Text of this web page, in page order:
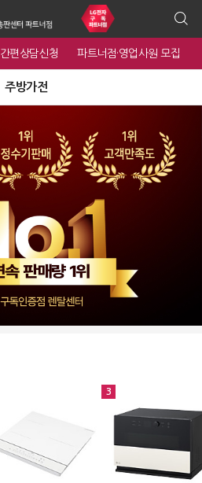
간편상담신청 파트너점·영업사원 모집
주방가전
3